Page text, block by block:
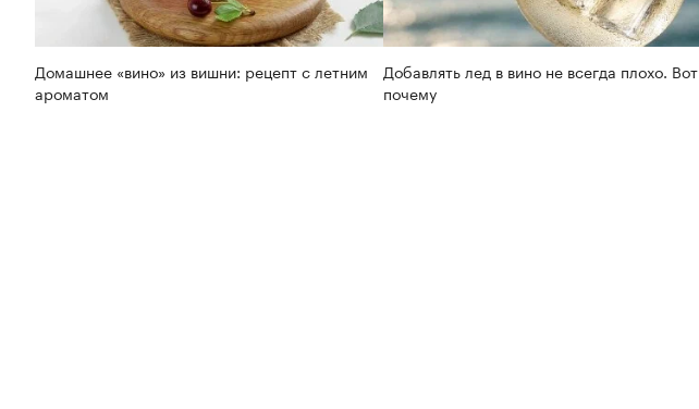
Домашнее «вино» из вишни: рецепт с летним
ароматом
Добавлять лед в вино не всегда плохо. Вот
почему